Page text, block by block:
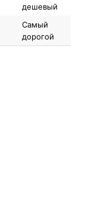
дешевый
Самый
дорогой